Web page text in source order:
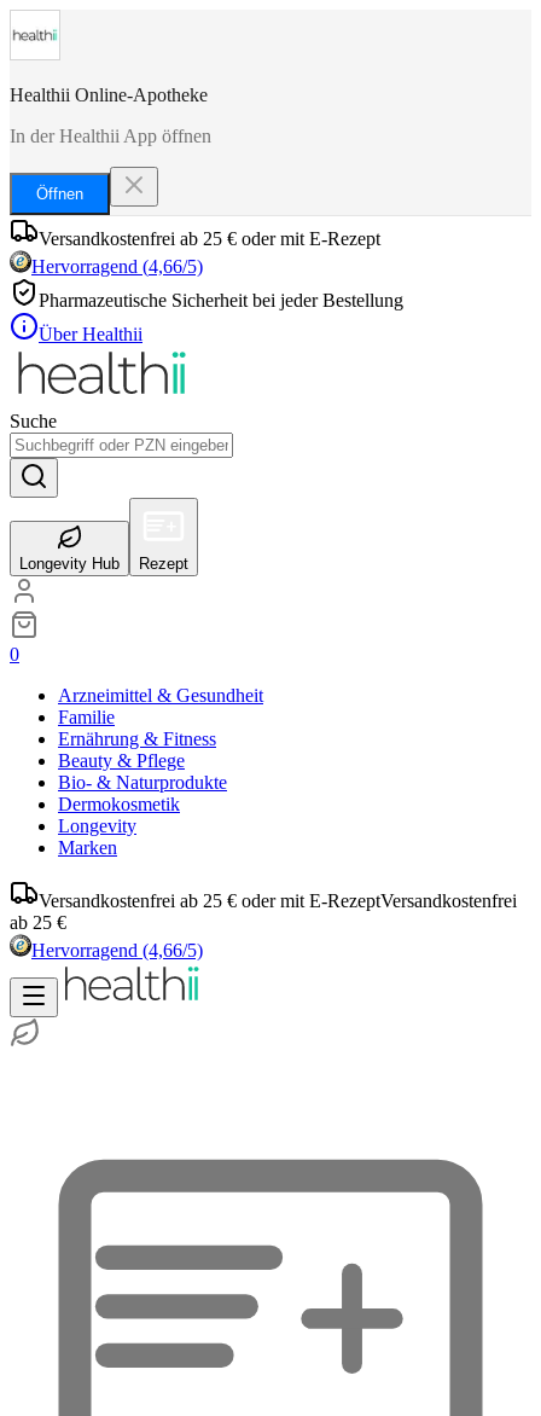
Healthii Online-Apotheke
In der Healthii App öffnen
Öffnen
Versandkostenfrei ab 25 € oder mit E-Rezept
Hervorragend (4,66/5)
Pharmazeutische Sicherheit bei jeder Bestellung
Über Healthii
Suche
Longevity Hub Rezept
0
Arzneimittel & Gesundheit
Familie
Ernährung & Fitness
Beauty & Pflege
Bio- & Naturprodukte
Dermokosmetik
Longevity
Marken
Versandkostenfrei ab 25 € oder mit E-RezeptVersandkostenfrei
ab 25 €
Hervorragend (4,66/5)